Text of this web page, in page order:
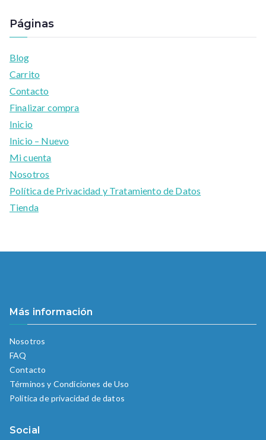
Páginas
Blog
Carrito
Contacto
Finalizar compra
Inicio
Inicio – Nuevo
Mi cuenta
Nosotros
Política de Privacidad y Tratamiento de Datos
Tienda
Más información
Nosotros
FAQ
Contacto
Términos y Condiciones de Uso
Política de privacidad de datos
Social